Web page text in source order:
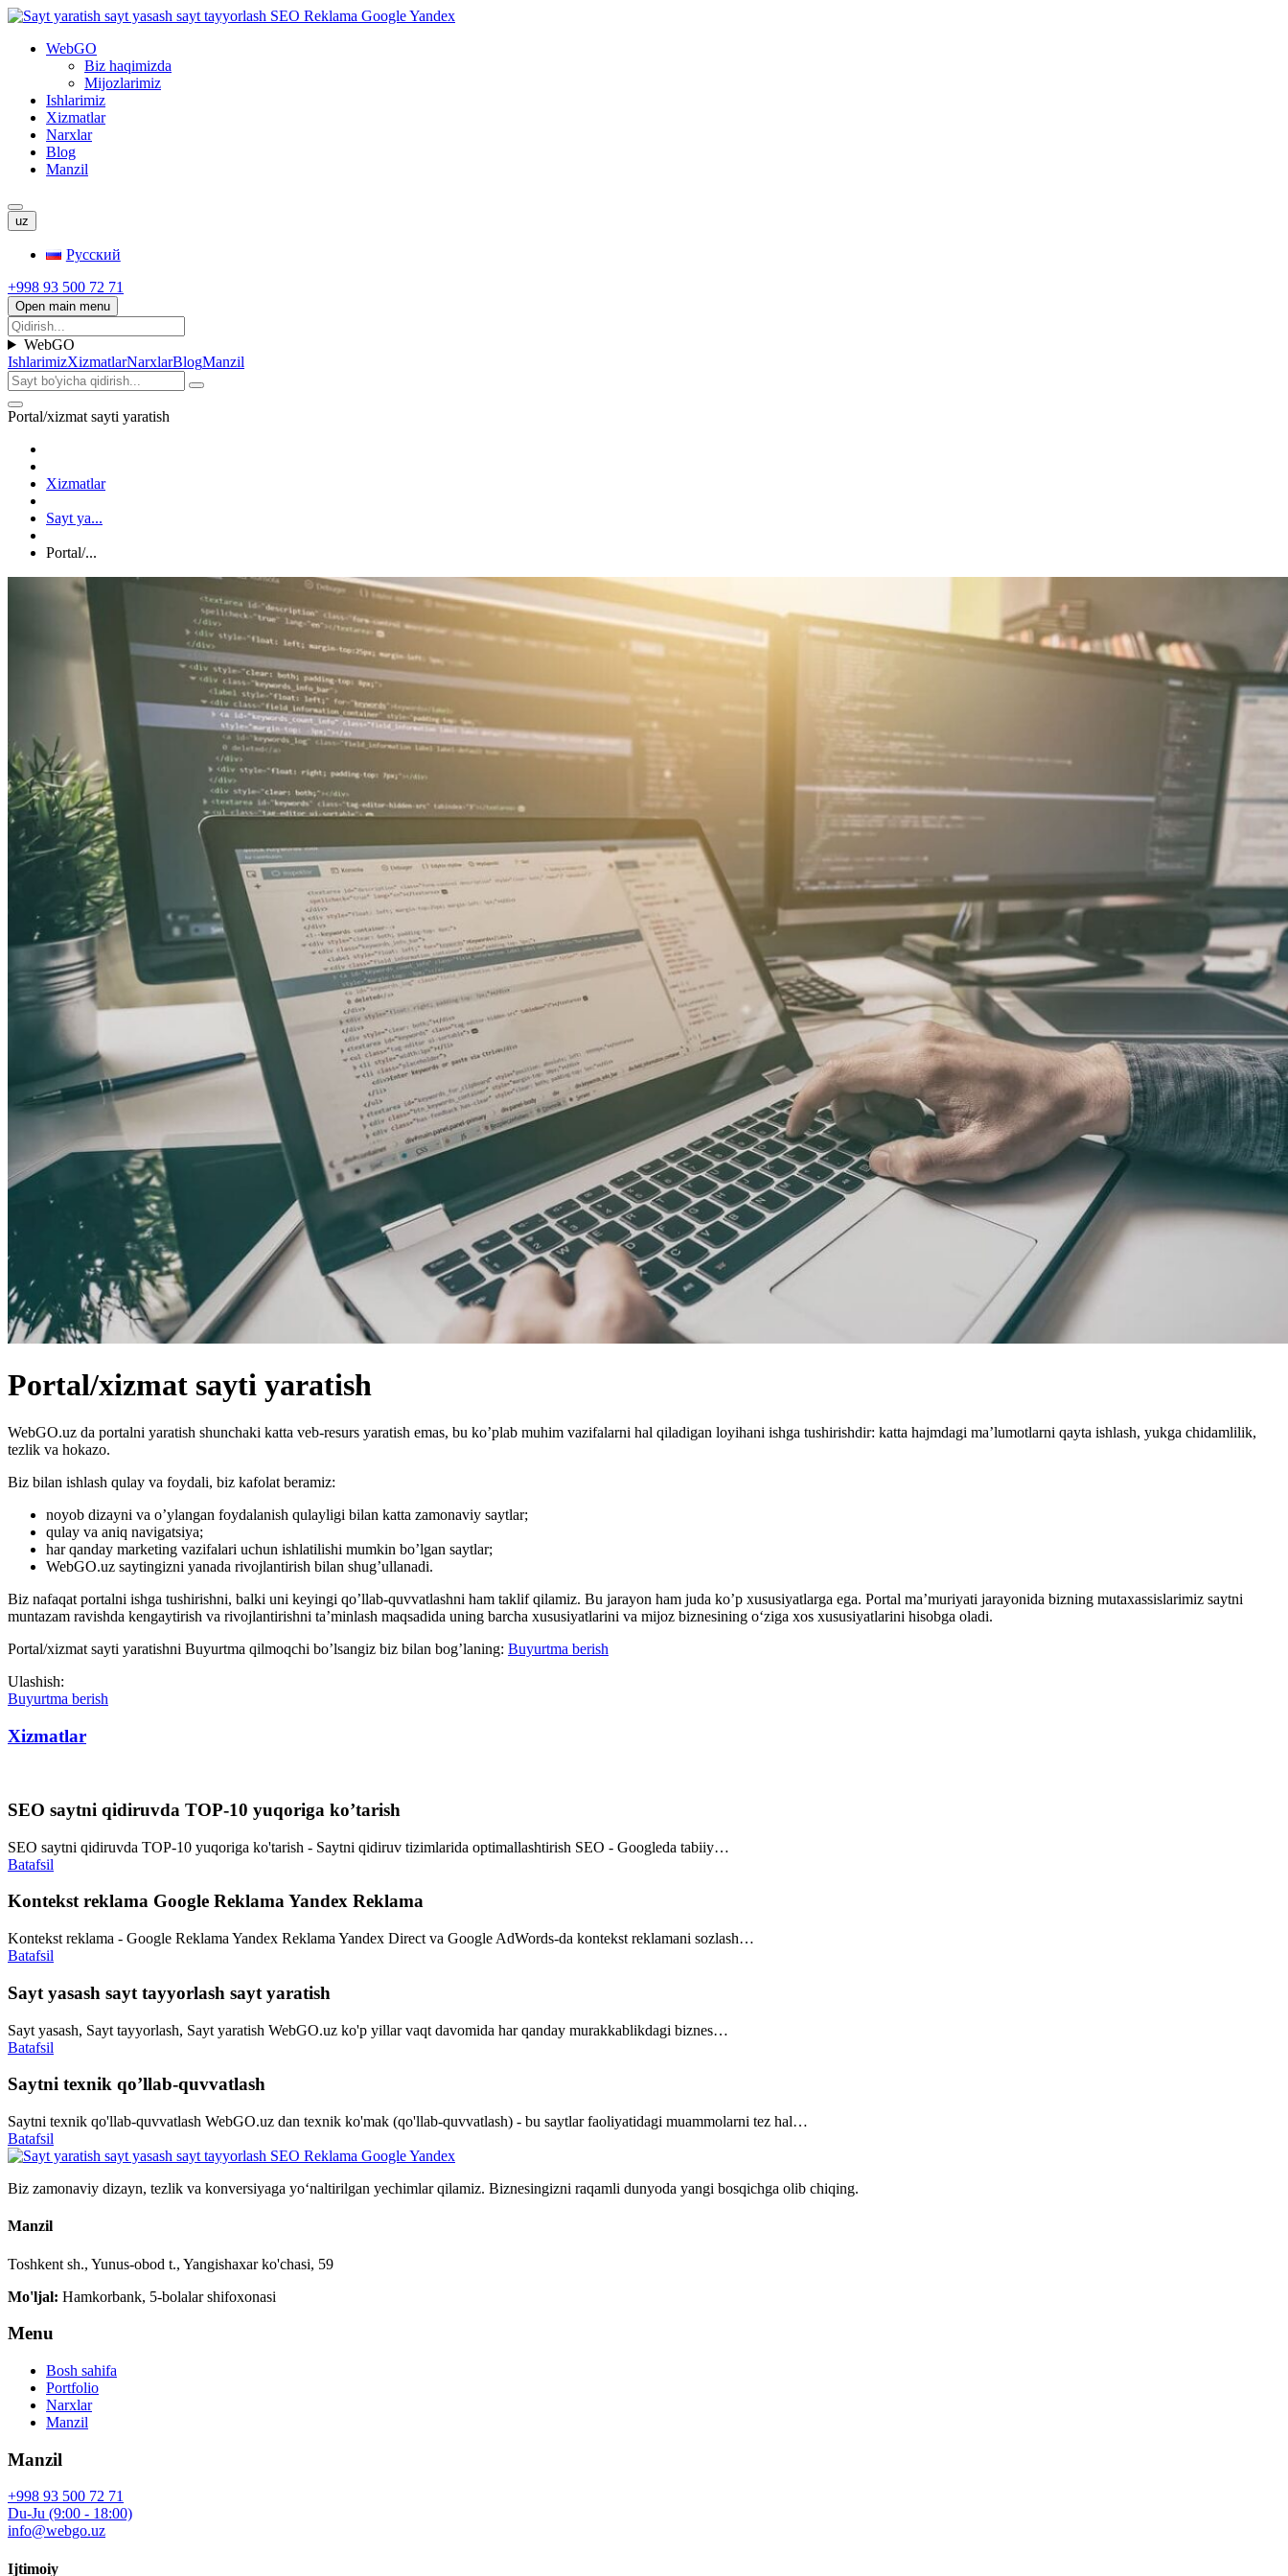
WebGO
Biz haqimizda
Mijozlarimiz
Ishlarimiz
Xizmatlar
Narxlar
Blog
Manzil
uz
Русский
+998 93 500 72 71
Open main menu
WebGO
IshlarimizXizmatlarNarxlarBlogManzil
Portal/xizmat sayti yaratish
Xizmatlar
Sayt ya...
Portal/...
Portal/xizmat sayti yaratish
WebGO.uz da portalni yaratish shunchaki katta veb-resurs yaratish emas, bu ko’plab muhim vazifalarni hal qiladigan loyihani ishga tushirishdir: katta hajmdagi ma’lumotlarni qayta ishlash, yukga chidamlilik,
tezlik va hokazo.
Biz bilan ishlash qulay va foydali, biz kafolat beramiz:
noyob dizayni va o’ylangan foydalanish qulayligi bilan katta zamonaviy saytlar;
qulay va aniq navigatsiya;
har qanday marketing vazifalari uchun ishlatilishi mumkin bo’lgan saytlar;
WebGO.uz saytingizni yanada rivojlantirish bilan shug’ullanadi.
Biz nafaqat portalni ishga tushirishni, balki uni keyingi qo’llab-quvvatlashni ham taklif qilamiz. Bu jarayon ham juda ko’p xususiyatlarga ega. Portal ma’muriyati jarayonida bizning mutaxassislarimiz saytni
muntazam ravishda kengaytirish va rivojlantirishni ta’minlash maqsadida uning barcha xususiyatlarini va mijoz biznesining o‘ziga xos xususiyatlarini hisobga oladi.
Portal/xizmat sayti yaratishni Buyurtma qilmoqchi bo’lsangiz biz bilan bog’laning: Buyurtma berish
Ulashish:
Buyurtma berish
Xizmatlar
SEO saytni qidiruvda TOP-10 yuqoriga ko’tarish
SEO saytni qidiruvda TOP-10 yuqoriga ko'tarish - Saytni qidiruv tizimlarida optimallashtirish SEO - Googleda tabiiy…
Batafsil
Kontekst reklama Google Reklama Yandex Reklama
Kontekst reklama - Google Reklama Yandex Reklama Yandex Direct va Google AdWords-da kontekst reklamani sozlash…
Batafsil
Sayt yasash sayt tayyorlash sayt yaratish
Sayt yasash, Sayt tayyorlash, Sayt yaratish WebGO.uz ko'p yillar vaqt davomida har qanday murakkablikdagi biznes…
Batafsil
Saytni texnik qo’llab-quvvatlash
Saytni texnik qo'llab-quvvatlash WebGO.uz dan texnik ko'mak (qo'llab-quvvatlash) - bu saytlar faoliyatidagi muammolarni tez hal…
Batafsil
Biz zamonaviy dizayn, tezlik va konversiyaga yo‘naltirilgan yechimlar qilamiz. Biznesingizni raqamli dunyoda yangi bosqichga olib chiqing.
Manzil
Toshkent sh., Yunus-obod t., Yangishaxar ko'chasi, 59
Mo'ljal: Hamkorbank, 5-bolalar shifoxonasi
Menu
Bosh sahifa
Portfolio
Narxlar
Manzil
Manzil
+998 93 500 72 71
Du-Ju (9:00 - 18:00)
info@webgo.uz
Ijtimoiy